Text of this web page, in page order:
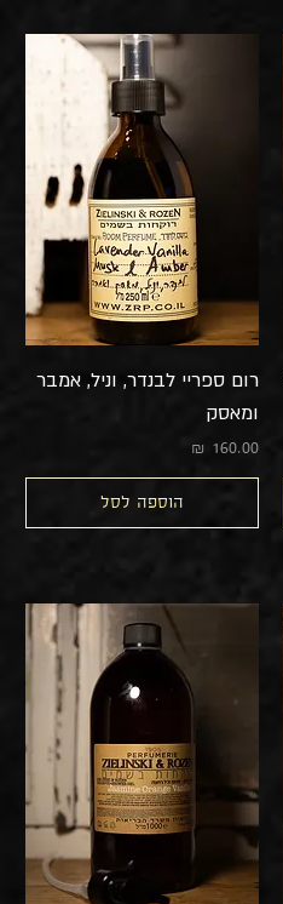
רום ספריי לבנדר, וניל, אמבר
ומאסק
מחיר
הוספה לסל